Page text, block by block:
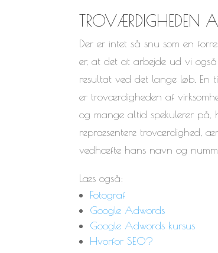
TROVÆRDIGHEDEN
Der er intet så snu som en
er, at det at arbejde ud vi
resultat ved det lange løb. En
er troværdigheden af
og mange altid spekulerer på,
repræsentere troværdighed,
vedhæfte hans navn og
Læs også:
Fotograf
Google Adwords
Google Adwords kursus
Hvorfor SEO?